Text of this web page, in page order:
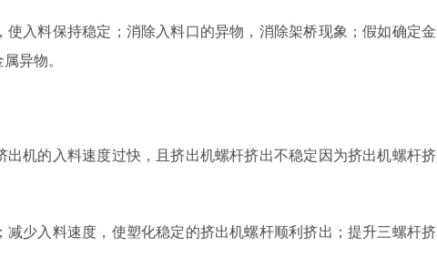
入料保持稳定；消除入料口的异物，消除架桥现象；假如确定金
异物。
机的入料速度过快，且挤出机螺杆挤出不稳定因为挤出机螺杆挤
少入料速度，使塑化稳定的挤出机螺杆顺利挤出；提升三螺杆挤